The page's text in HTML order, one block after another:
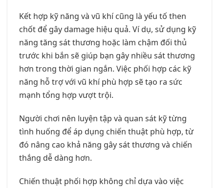
Kết hợp kỹ năng và vũ khí cũng là yếu tố then
chốt để gây damage hiệu quả. Ví dụ, sử dụng kỹ
năng tăng sát thương hoặc làm chậm đối thủ
trước khi bắn sẽ giúp bạn gây nhiều sát thương
hơn trong thời gian ngắn. Việc phối hợp các kỹ
năng hỗ trợ với vũ khí phù hợp sẽ tạo ra sức
mạnh tổng hợp vượt trội.
Người chơi nên luyện tập và quan sát kỹ từng
tình huống để áp dụng chiến thuật phù hợp, từ
đó nâng cao khả năng gây sát thương và chiến
thắng dễ dàng hơn.
Chiến thuật phối hợp không chỉ dựa vào việc